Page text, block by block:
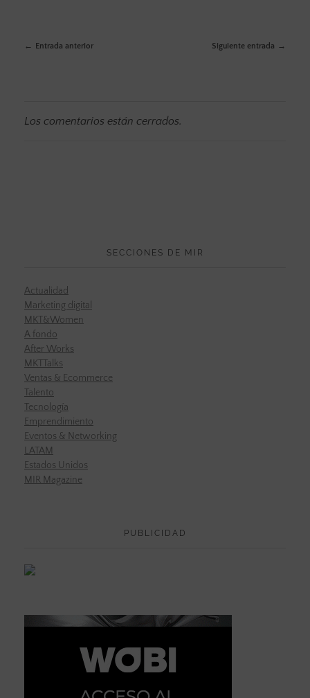
Entrada anterior Siguiente entrada
Los comentarios están cerrados.
SECCIONES DE MIR
Actualidad
Marketing digital
MKT&Women
A fondo
After Works
MKTTalks
Ventas & Ecommerce
Talento
Tecnología
Emprendimiento
Eventos & Networking
LATAM
Estados Unidos
MIR Magazine
PUBLICIDAD